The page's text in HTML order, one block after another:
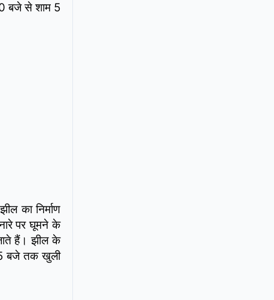
बजे से शाम 5
का निर्माण
पर घूमने के
हैं। झील के
बजे तक खुली